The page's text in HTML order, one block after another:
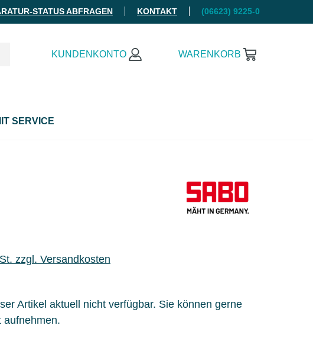
STATUS ABFRAGEN KONTAKT (06623) 9225-0
KUNDENKONTO WARENKORB
SERVICE
zzgl. Versandkosten
Artikel aktuell nicht verfügbar. Sie können gerne
aufnehmen.